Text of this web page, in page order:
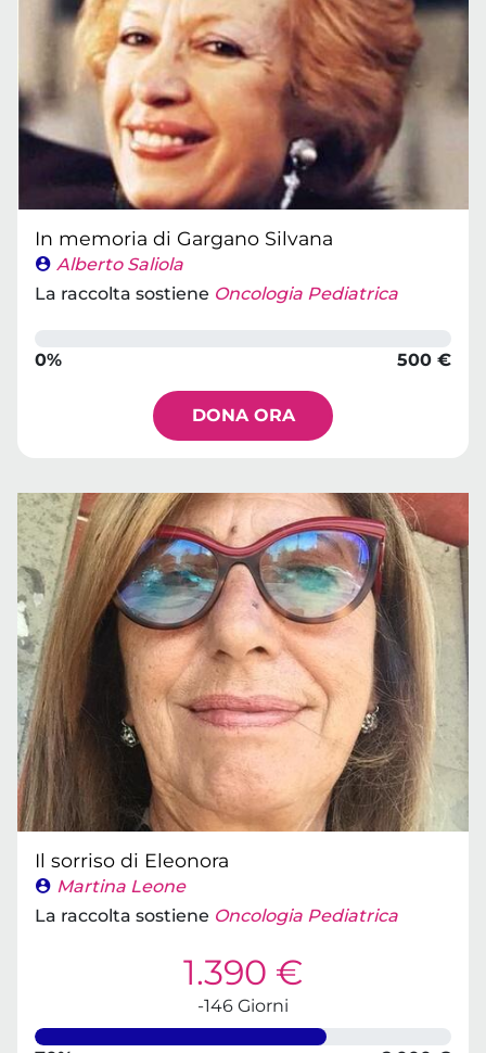
In memoria di Gargano Silvana
Alberto Saliola
La raccolta sostiene Oncologia Pediatrica
0% 500 €
DONA ORA
Il sorriso di Eleonora
Martina Leone
La raccolta sostiene Oncologia Pediatrica
1.390 €
-146 Giorni